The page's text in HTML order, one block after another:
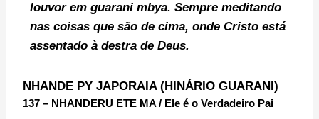
louvor em guarani mbya. Sempre meditando
nas coisas que são de cima, onde Cristo está
assentado à destra de Deus.
NHANDE PY JAPORAIA (HINÁRIO GUARANI)
137 – NHANDERU ETE MA / Ele é o Verdadeiro Pai